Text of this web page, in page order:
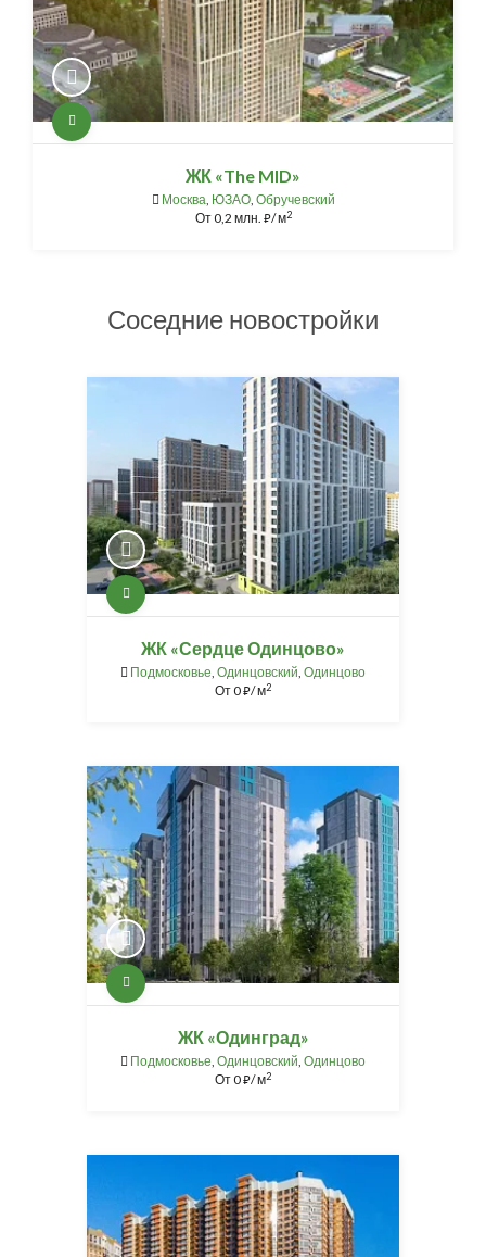
ЖК «The MID»
Москва, ЮЗАО, Обручевский
От0,2 млн. ⃏/ м2
Соседние новостройки
ЖК «Сердце Одинцово»
Подмосковье, Одинцовский, Одинцово
От0⃏/ м2
ЖК «Одинград»
Подмосковье, Одинцовский, Одинцово
От0⃏/ м2